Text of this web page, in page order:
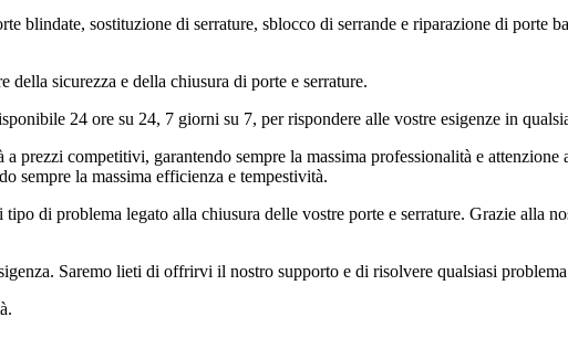
blindate, sostituzione di serrature, sblocco di serrande e riparazione di porte
della sicurezza e della chiusura di porte e serrature.
24 ore su 24, 7 giorni su 7, per rispondere alle vostre esigenze in
prezzi competitivi, garantendo sempre la massima professionalità e
sempre la massima efficienza e tempestività.
di problema legato alla chiusura delle vostre porte e serrature. Grazie alla
Saremo lieti di offrirvi il nostro supporto e di risolvere qualsiasi